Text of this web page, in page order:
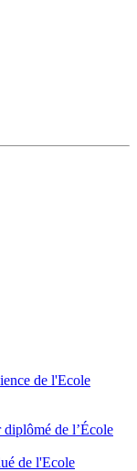
de l'Ecole
de l’École
de l'Ecole